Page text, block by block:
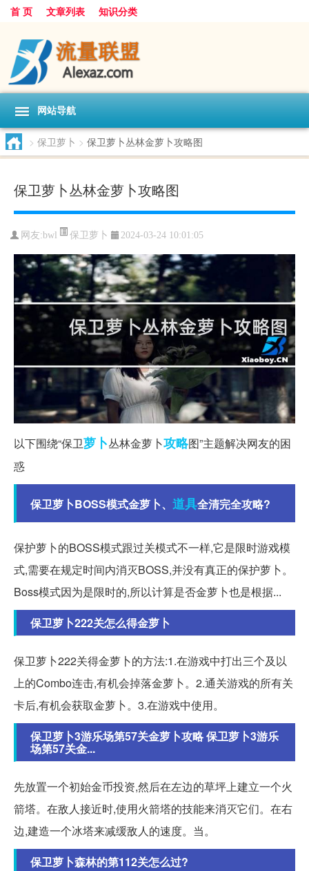
首 页 文章列表 知识分类
网站导航
> 保卫萝卜 > 保卫萝卜丛林金萝卜攻略图
保卫萝卜丛林金萝卜攻略图
网友:bwl 保卫萝卜 2024-03-24 10:01:05
以下围绕“保卫萝卜丛林金萝卜攻略图”主题解决网友的困
惑
保卫萝卜BOSS模式金萝卜、 道具全清完全攻略?
保护萝卜的BOSS模式跟过关模式不一样,它是限时游戏模
式,需要在规定时间内消灭BOSS,并没有真正的保护萝卜。
Boss模式因为是限时的,所以计算是否金萝卜也是根据...
保卫萝卜222关怎么得金萝卜
保卫萝卜222关得金萝卜的方法:1.在游戏中打出三个及以
上的Combo连击,有机会掉落金萝卜。2.通关游戏的所有关
卡后,有机会获取金萝卜。3.在游戏中使用。
保卫萝卜3游乐场第57关金萝卜攻略 保卫萝卜3游乐
场第57关金...
先放置一个初始金币投资,然后在左边的草坪上建立一个火
箭塔。在敌人接近时,使用火箭塔的技能来消灭它们。在右
边,建造一个冰塔来减缓敌人的速度。当。
保卫萝卜森林的第112关怎么过?